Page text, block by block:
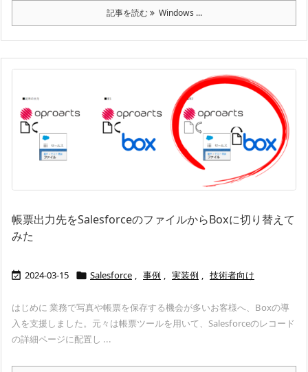
記事を読む Windows ...
帳票出力先をSalesforceのファイルからBoxに切り替えて
みた
 2024-03-15  Salesforce , 事例 , 実装例 , 技術者向け
はじめに 業務で写真や帳票を保存する機会が多いお客様へ、Boxの導
入を支援しました。元々は帳票ツールを用いて、Salesforceのレコード
の詳細ページに配置し ...